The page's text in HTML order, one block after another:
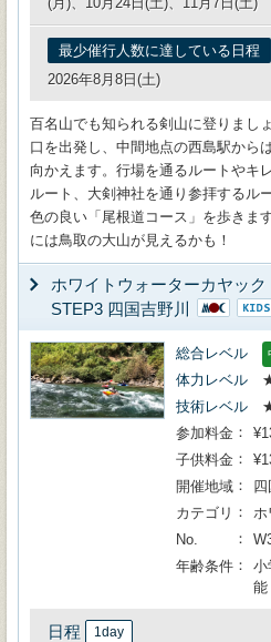
最少催行人数に達している日程
2026年8月8日(土)
百名山でも知られる剣山に登りまし
口を出発し、中間地点の西島駅から
向かえます。行場を通るルートやキ
ルート、大剣神社を通り参拝するル
色の良い「尾根道コース」を歩きま
には鳥取の大山が見えるかも！
ホワイトウォーターカヤッ
STEP3 四国吉野川
総合レベル
体力レベル
技術レベル
参加料金
子供料金
開催地域
四
カテゴリ
ホ
No.
年齢条件
小
能
日程 1day